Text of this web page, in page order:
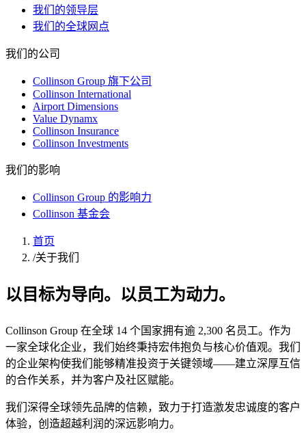
我们的领导层
我们的全球网点
我们的公司
Collinson Group 旗下公司
Collinson International
Airport Dimensions
Value Dynamx
Collinson Insurance
Collinson Investments
我们的影响
Collinson Group 的影响力
Collinson 基金会
首页
/关于我们
以目标为导向。以员工为动力。
Collinson Group 在全球 14 个国家拥有逾 2,300 名员工。作为
一家全球化企业，我们始终秉持宏伟抱负与核心价值观。我们
的企业架构使我们能够精准投资于关键领域——建立深厚互信
的合作关系，并为客户及社区赋能。
我们深得全球领先品牌的信赖，致力于打造激发忠诚度的客户
体验，创造超越利润的深远影响力。